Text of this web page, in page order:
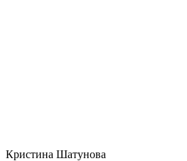
Кристина Шатунова